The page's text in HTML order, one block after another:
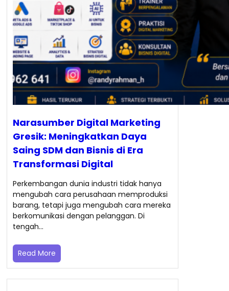
Narasumber Digital Marketing
Gresik: Meningkatkan Daya
Saing SDM dan Bisnis di Era
Transformasi Digital
Perkembangan dunia industri tidak hanya
mengubah cara perusahaan memproduksi
barang, tetapi juga mengubah cara mereka
berkomunikasi dengan pelanggan. Di
tengah…
Read More